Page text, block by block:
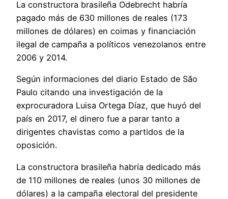
La constructora brasileña Odebrecht habría
pagado más de 630 millones de reales (173
millones de dólares) en coimas y financiación
ilegal de campaña a políticos venezolanos entre
2006 y 2014.
Según informaciones del diario Estado de São
Paulo citando una investigación de la
exprocuradora Luisa Ortega Díaz, que huyó del
país en 2017, el dinero fue a parar tanto a
dirigentes chavistas como a partidos de la
oposición.
La constructora brasileña habría dedicado más
de 110 millones de reales (unos 30 millones de
dólares) a la campaña electoral del presidente